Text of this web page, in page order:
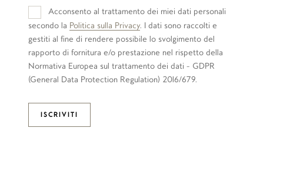
Acconsento al trattamento dei miei dati personali
secondo la Politica sulla Privacy. I dati sono raccolti e
gestiti al fine di rendere possibile lo svolgimento del
rapporto di fornitura e/o prestazione nel rispetto della
Normativa Europea sul trattamento dei dati - GDPR
(General Data Protection Regulation) 2016/679.
ISCRIVITI